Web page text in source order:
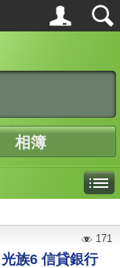
相簿
族6 信貸銀行
171